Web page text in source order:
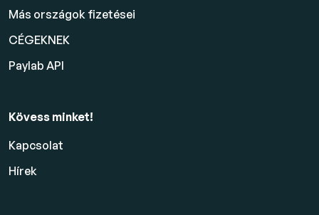
Más országok fizetései
CÉGEKNEK
Paylab API
Kövess minket!
Kapcsolat
Hírek